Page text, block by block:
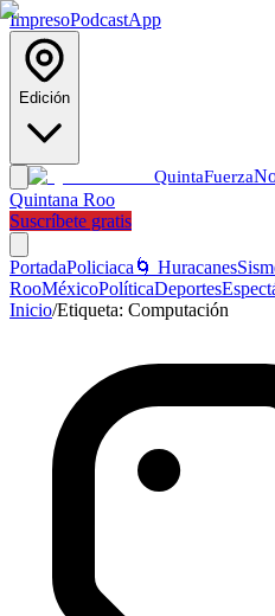
ImpresoPodcastApp
Edición
QuintaFuerza
Quintana Roo
Suscríbete gratis
PortadaPoliciaca 🌀 Huracanes
RooMéxicoPolíticaDeportes
Inicio/Etiqueta: Computación